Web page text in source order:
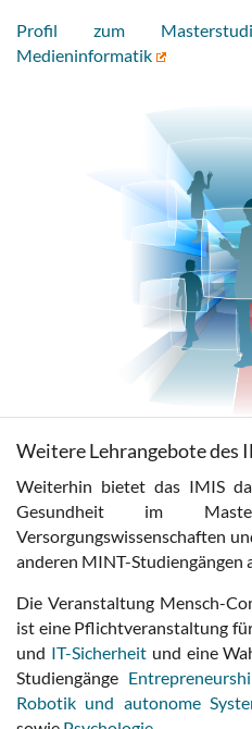
Profil zum
Medieninformatik
Weitere Lehrangebote des
Weiterhin bietet das IMIS
Gesundheit im
Versorgungswissenschaften
anderen MINT-Studiengängen
Die Veranstaltung Mensch-
ist eine Pflichtveranstaltung
und IT-Sicherheitund eine
Studiengänge
Robotik und autonome